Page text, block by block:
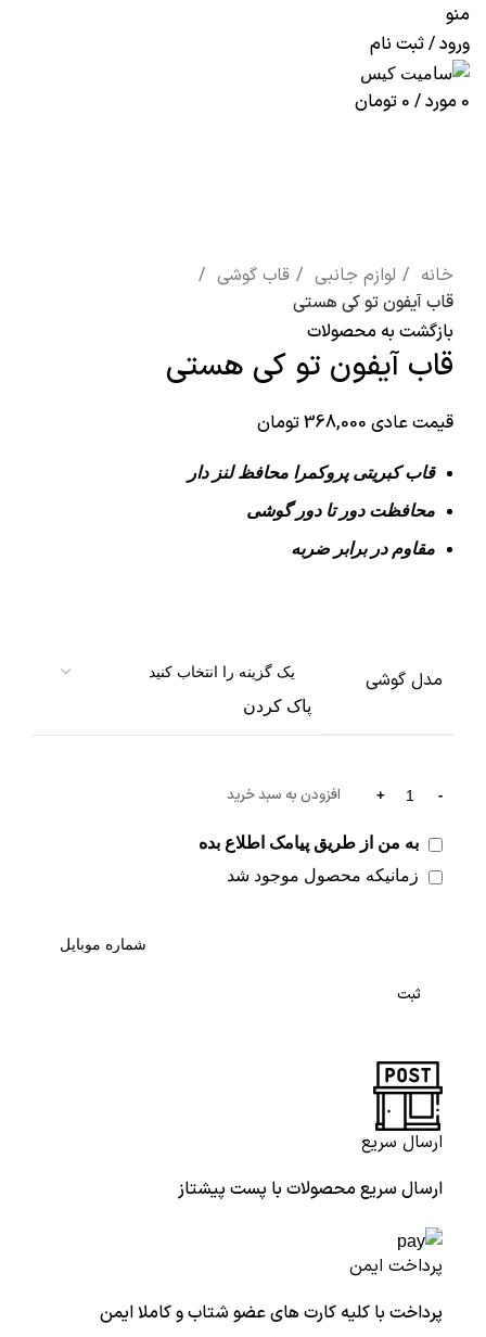
منو
ورود / ثبت نام
0 مورد/
0 تومان
خانه
لوازم جانبی
قاب گوشی
قاب آیفون تو کی هستی
بازگشت به محصولات
قاب آیفون تو کی هستی
قیمت عادی 368,000تومان
قاب کبریتی پروکمرا محافظ لنز دار
محافظت دور تا دور گوشی
مقاوم در برابر ضربه
مدل گوشی
پاک کردن
افزودن به سبد خرید
به من از طریق پیامک اطلاع بده
زمانیکه محصول موجود شد
ثبت
ارسال سریع
ارسال سریع محصولات با پست پیشتاز
پرداخت ایمن
پرداخت با کلیه کارت های عضو شتاب و کاملا ایمن